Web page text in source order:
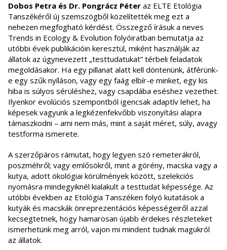
Dobos Petra és Dr. Pongrácz Péter az ELTE Etológia
Tanszékéről új szemszögből közelítették meg ezt a
nehezen megfogható kérdést. Összegző írásuk a neves
Trends in Ecology & Evolution folyóiratban bemutatja az
utóbbi évek publikációin keresztül, miként használják az
állatok az úgynevezett „testtudatukat” térbeli feladatok
megoldásakor. Ha egy pillanat alatt kell döntenünk, átférünk-
e egy szűk nyíláson, vagy egy faág elbír-e minket, egy kis
hiba is súlyos sérüléshez, vagy csapdába eséshez vezethet.
Ilyenkor evolúciós szempontból igencsak adaptív lehet, ha
képesek vagyunk a legkézenfekvőbb viszonyítási alapra
támaszkodni – ami nem más, mint a saját méret, súly, avagy
testforma ismerete.
A szerzőpáros rámutat, hogy legyen szó remeterákról,
poszméhről; vagy emlősökről, mint a görény, macska vagy a
kutya, adott ökológiai körülmények között, szelekciós
nyomásra mindegyiknél kialakult a testtudat képessége. Az
utóbbi években az Etológia Tanszéken folyó kutatások a
kutyák és macskák önreprezentációs képességeiről azzal
kecsegtetnek, hogy hamarosan újabb érdekes részleteket
ismerhetünk meg arról, vajon mi mindent tudnak magukról
az állatok.